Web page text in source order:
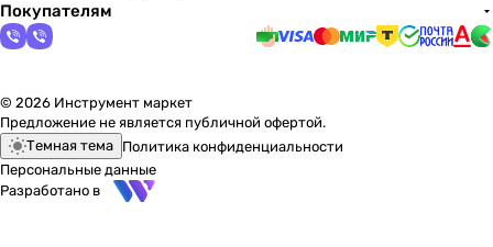
Покупателям
© 2026 Инструмент маркет
Предложение не является публичной офертой.
Темная тема Политика конфиденциальности
Персональные данные
Разработано в